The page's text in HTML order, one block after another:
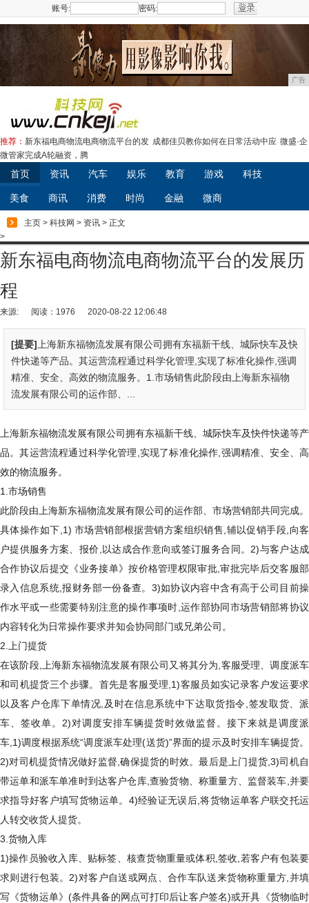
账号: 密码:
广告
推荐： 新东福电商物流电商物流平台的发 成都佳贝教你如何在日常活动中应 微盛·企
微管家完成A轮融资，腾
首页 资讯 汽车 娱乐 教育 游戏 科技
美食 商讯 消费 时尚 金融 微商
主页 > 科技网 > 资讯 > 正文
>
新东福电商物流电商物流平台的发展历
程
来源: 阅读：1976 2020-08-22 12:06:48
[提要] 上海新东福物流发展有限公司拥有东福新干线、城际快车及快
件快递等产品。其运营流程通过科学化管理,实现了标准化操作,强调
精准、安全、高效的物流服务。1.市场销售此阶段由上海新东福物
流发展有限公司的运作部、...
上海新东福物流发展有限公司拥有东福新干线、城际快车及快件快递等产
品。其运营流程通过科学化管理,实现了标准化操作,强调精准、安全、高
效的物流服务。
1.市场销售
此阶段由上海新东福物流发展有限公司的运作部、市场营销部共同完成。
具体操作如下,1) 市场营销部根据营销方案组织销售,辅以促销手段,向客
户提供服务方案、报价,以达成合作意向或签订服务合同。2)与客户达成
合作协议后提交《业务接单》按价格管理权限审批,审批完毕后交客服部
录入信息系统,报财务部一份备查。3)如协议内容中含有高于公司目前操
作水平或一些需要特别注意的操作事项时,运作部协同市场营销部将协议
内容转化为日常操作要求并知会协同部门或兄弟公司。
2.上门提货
在该阶段,上海新东福物流发展有限公司又将其分为,客服受理、调度派车
和司机提货三个步骤。首先是客服受理,1)客服员如实记录客户发运要求
以及客户仓库下单情况,及时在信息系统中下达取货指令,签发取货、派
车、签收单。2)对调度安排车辆提货时效做监督。接下来就是调度派
车,1)调度根据系统“调度派车处理(送货)”界面的提示及时安排车辆提货。
2)对司机提货情况做好监督,确保提货的时效。最后是上门提货,3)司机自
带运单和派车单准时到达客户仓库,查验货物、称重量方、监督装车,并要
求指导好客户填写货物运单。4)经验证无误后,将货物运单客户联交托运
人转交收货人提货。
3.货物入库
1)操作员验收入库、贴标签、核查货物重量或体积,签收,若客户有包装要
求则进行包装。2)对客户自送或网点、合作车队送来货物称重量方,并填
写《货物运单》(条件具备的网点可打印后让客户签名)或开具《货物临时